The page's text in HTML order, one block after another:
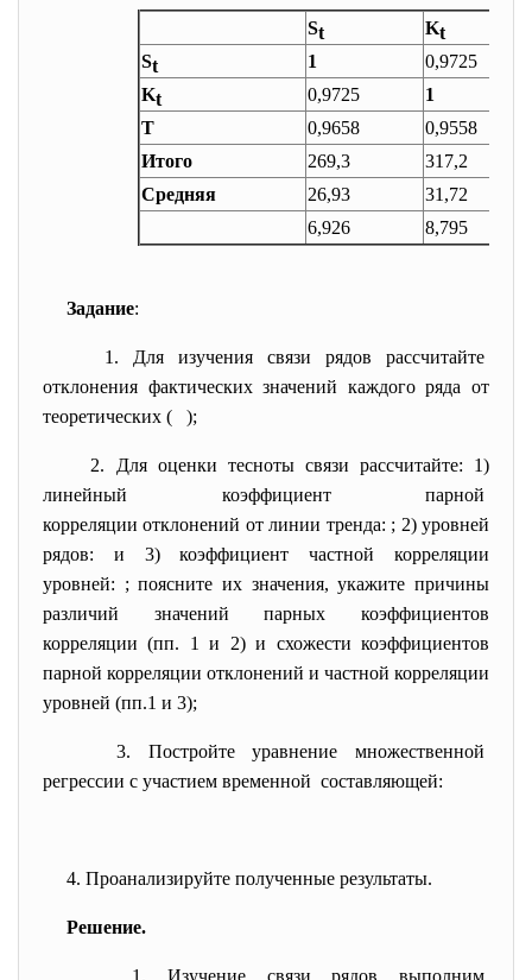
St Kt
St 1
0,9725
Kt 0,9725
1
T
0,9658
0,9558
Итого
269,3
317,2
Средняя
26,93
31,72
6,926
8,795
Задание:
1. Для изучения связи рядов рассчитайте
отклонения фактических значений каждого ряда от
теоретических (
);
2. Для оценки тесноты связи рассчитайте: 1)
линейный коэффициент парной
корреляции отклонений от линии тренда: ; 2) уровней
рядов: и 3) коэффициент частной корреляции
уровней: ; поясните их значения, укажите причины
различий значений парных коэффициентов
корреляции (пп. 1 и 2) и схожести коэффициентов
парной корреляции отклонений и частной корреляции
уровней (пп.1 и 3);
3. Постройте уравнениемножественной
регрессии с участием временной составляющей:
4. Проанализируйте полученные результаты.
Решение.
1. Изучение связи рядов выполним